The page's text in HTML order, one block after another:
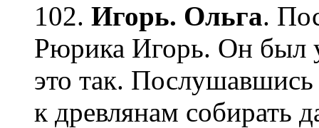
102. Игорь. Ольга.
Рюрика Игорь. Он был
это так.
к древлянам собирать